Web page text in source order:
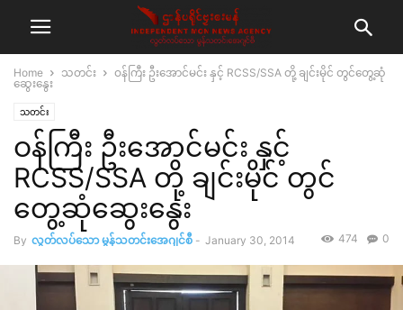
Home သတင်း
ဝန်ကြီး ဦးအောင်မင်း နှင့် RCSS/SSA တို့ ချင်းမိုင် တွင်တွေ့ဆုံ
ဆွေးနွေး
သတင်း
ဝန်ကြီး ဦးအောင်မင်း နှင့်
RCSS/SSA တို့ ချင်းမိုင် တွင်
တွေ့ဆုံဆွေးနွေး
By လွတ်လပ်သော မွန်သတင်းအေဂျင်စီ - January 30, 2014 0
474